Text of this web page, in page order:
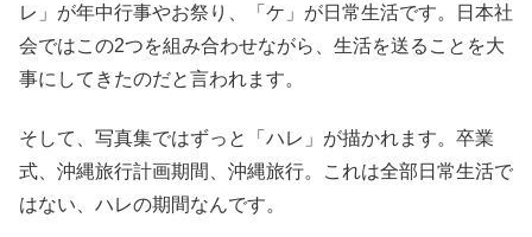
レ」が年中行事やお祭り、「ケ」が日常生活です。日本社
会ではこの2つを組み合わせながら、生活を送ることを大
事にしてきたのだと言われます。
そして、写真集ではずっと「ハレ」が描かれます。卒業
式、沖縄旅行計画期間、沖縄旅行。これは全部日常生活で
はない、ハレの期間なんです。